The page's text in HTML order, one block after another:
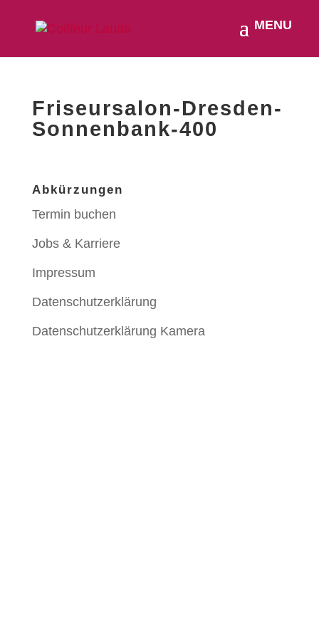
Friseursalon-Dresden-
Sonnenbank-400
Abkürzungen
Termin buchen
Jobs & Karriere
Impressum
Datenschutzerklärung
Datenschutzerklärung Kamera